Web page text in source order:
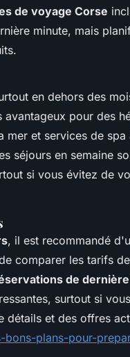
de voyage Corse
minute, mais
en dehors des
pour des
mer et services de
séjours en semaine
si vous évitez de
, il est recommandé
comparer les tarifs
de
surtout si
détails et des offres
bons-plans-pour-